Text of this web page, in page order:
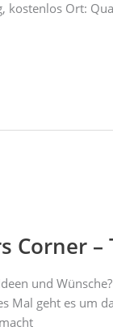
kostenlos Ort:
Corner –
und
Mal geht es um